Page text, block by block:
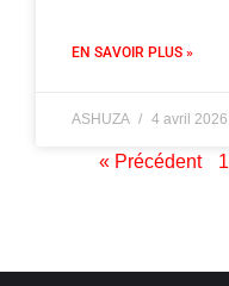
EN SAVOIR PLUS »
ASHUZA 4 avril 2026
« Précédent 1